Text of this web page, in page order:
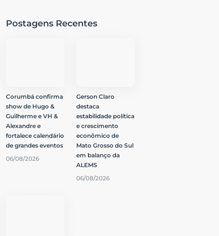
Postagens Recentes
Corumbá confirma
show de Hugo &
Guilherme e VH &
Alexandre e
fortalece calendário
de grandes eventos
06/08/2026
Gerson Claro
destaca
estabilidade política
e crescimento
econômico de
Mato Grosso do Sul
em balanço da
ALEMS
06/08/2026